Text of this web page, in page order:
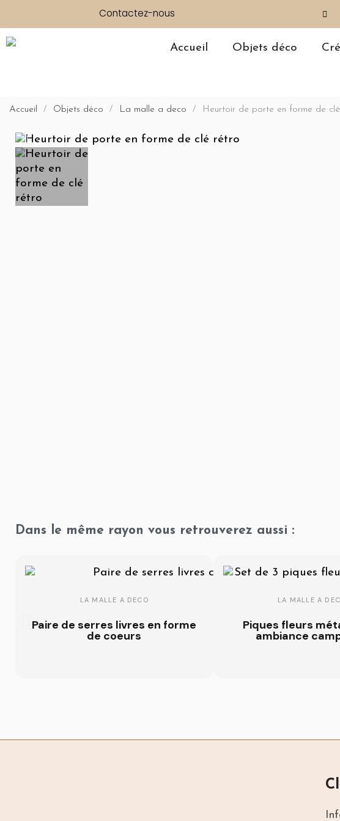
Contactez-nous
Accueil Objets déco
Accueil Objets déco La malle a deco Heurtoir de porte en forme de
Dans le même rayon vous retrouverez aussi :
LA MALLE A DECO
Paire de serres livres en forme
de coeurs
LA MALLE A
Piques fleurs
ambiance